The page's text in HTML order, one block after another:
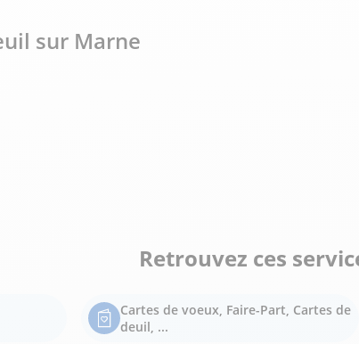
sur Marne
Retrouvez ces
Cartes de voeux, Faire-Part, Cartes de
deuil, ...